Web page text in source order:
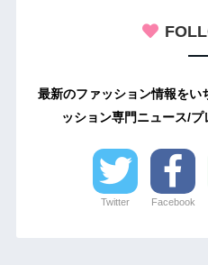
最新のファッション情報をい
ッション専門ニュース/
Twitter Facebook